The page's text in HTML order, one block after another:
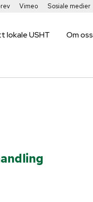
Vimeo Sosiale medier
lokale USHT Om oss